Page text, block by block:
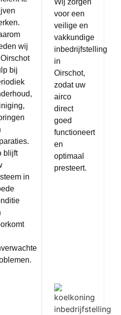
wij
bij
blijft
in
Wij zorgen
voor een
veilige en
vakkundige
inbedrijfstelling
in
Oirschot,
zodat uw
airco
direct
goed
functioneert
en
optimaal
presteert.